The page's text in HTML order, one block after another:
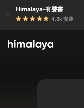
Himalaya-有聲書
4.8k 安裝